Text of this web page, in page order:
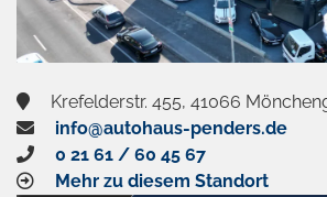
Krefelderstr. 455, 41066
info@autohaus-penders.de
0 21 61 / 60 45 67
Mehr zu diesem Standort